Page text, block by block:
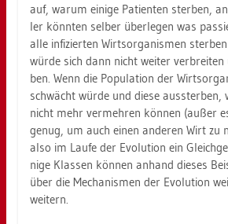
auf, warum ei­ni­ge Pa­ti­en­ten ster­ben,
ler könn­ten sel­ber über­le­gen was
alle in­fi­zier­ten Wirts­or­ga­nis­men
würde sich dann nicht wei­ter
ben. Wenn die Po­pu­la­ti­on der
schwächt würde und diese aus­ster­ben,
nicht mehr ver­meh­ren kön­nen (außer
genug, um auch einen an­de­ren Wirt zu
also im Laufe der Evo­lu­ti­on ein
ni­ge Klas­sen kön­nen an­hand die­ses
über die Me­cha­nis­men der Evo­lu­ti­on
wei­tern.